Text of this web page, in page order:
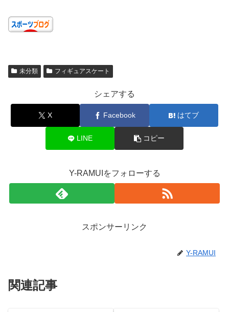
未分類 フィギュアスケート
シェアする
X Facebook はてブ
LINE コピー
Y-RAMUIをフォローする
スポンサーリンク
Y-RAMUI
関連記事